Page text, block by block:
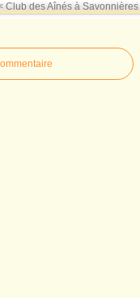
Club des Aînés à Savonnières